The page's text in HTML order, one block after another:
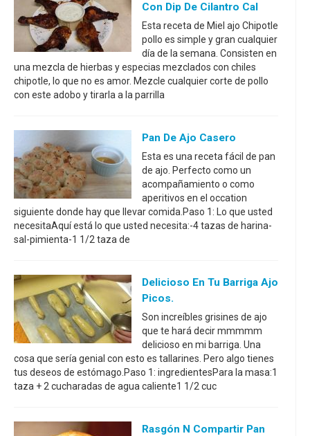
Con Dip De Cilantro Cal
Esta receta de Miel ajo Chipotle
pollo es simple y gran cualquier
día de la semana. Consisten en
una mezcla de hierbas y especias mezclados con chiles
chipotle, lo que no es amor. Mezcle cualquier corte de pollo
con este adobo y tirarla a la parrilla
Pan De Ajo Casero
Esta es una receta fácil de pan
de ajo. Perfecto como un
acompañamiento o como
aperitivos en el occation
siguiente donde hay que llevar comida.Paso 1: Lo que usted
necesitaAquí está lo que usted necesita:-4 tazas de harina-
sal-pimienta-1 1/2 taza de
Delicioso En Tu Barriga Ajo
Picos.
Son increíbles grisines de ajo
que te hará decir mmmmm
delicioso en mi barriga. Una
cosa que sería genial con esto es tallarines. Pero algo tienes
tus deseos de estómago.Paso 1: ingredientesPara la masa:1
taza + 2 cucharadas de agua caliente1 1/2 cuc
Rasgón N Compartir Pan